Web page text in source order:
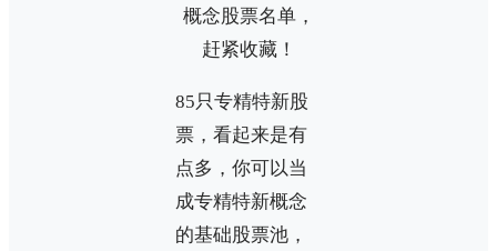
85只专精特新股
票，看起来是有
点多，你可以当
成专精特新概念
的基础股票池，